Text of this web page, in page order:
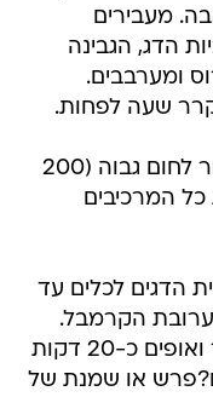
מעבירים
הדג, הגבינה
ומערבבים.
שעה לפחות.
2. להכנת הקרמבל: מחממים תנור לחום גבוה (200
המרכיבים
הדגים לכלים עד
הקרמבל.
מניחים את הכלים בתבנית התנור ואופים כ-20 דקות
או שמנת של